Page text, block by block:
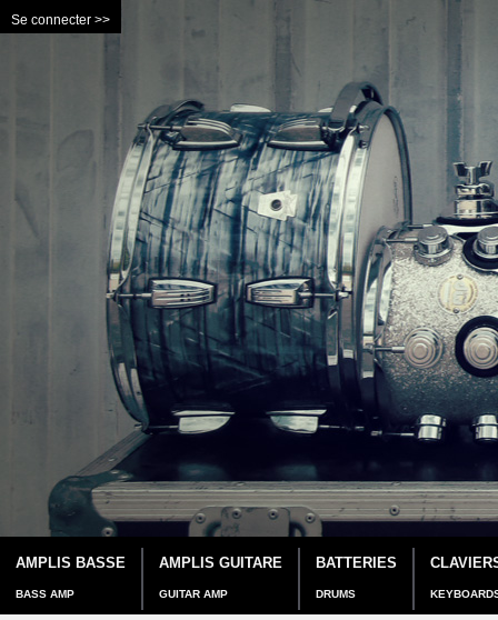
Se connecter >>
AMPLIS BASSE
BASS AMP
AMPLIS GUITARE
GUITAR AMP
BATTERIES
DRUMS